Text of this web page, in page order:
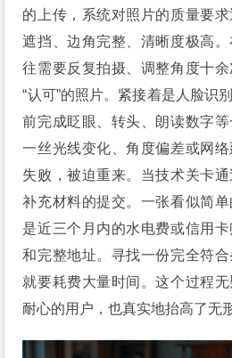
的上传，系统对照片的质量要
遮挡、边角完整、清晰度极高
往需要反复拍摄、调整角度十
“认可”的照片。紧接着是人脸识
前完成眨眼、转头、朗读数字
一丝光线变化、角度偏差或网
失败，被迫重来。当技术关卡
补充材料的提交。一张看似简
是近三个月内的水电费或信用
和完整地址。寻找一份完全符
就要耗费大量时间。这个过程
耐心的用户，也真实地抬高了无形